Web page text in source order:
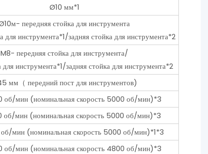
Ø10 мм*1
передняя стойка для инструмента
для инструмента*1/задняя стойка для инструмента*2
M8- передняя стойка для инструмента/
для инструмента*1/задняя стойка для инструмента*2
мм（ передний пост для инструментов)
мин (номинальная скорость 5000 об/мин)*3
мин (номинальная скорость 5000 об/мин)*3
мин (номинальная скорость 5000 об/мин)*1*3
мин (номинальная скорость 4800 об/мин)*3